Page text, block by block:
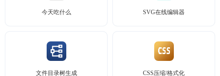
今天吃什么 SVG在线编辑器
文件目录树生成 CSS压缩/格式化